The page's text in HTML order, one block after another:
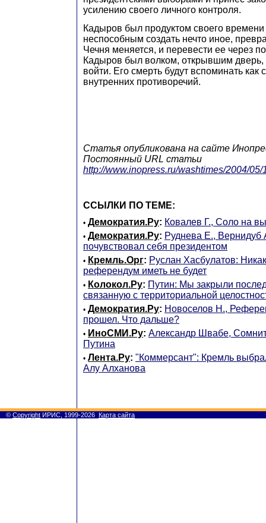
усилению своего личного контроля.
Кадыров был продуктом своего
неспособным создать нечто иное,
Чечня меняется, и перевести ее через
Кадыров был волком, открывшим
войти. Его смерть будут вспоминать как
внутренних противоречий.
Статья опубликована на сайте
Постоянный URL статьи
http://www.inopress.ru/washtimes/2004/
ССЫЛКИ ПО ТЕМЕ:
• Демократия.Ру: Ковалев Г., Соло на
• Демократия.Ру: Руднева Е., Вернидуб
почувствовал себя президентом
• Кремль.Орг: Руслан Хасбулатов:
референдум иметь не будет
• Колокол.Ру: Путин: Мы закрыли
связанную с территориальной
• Демократия.Ру: Новоселов Н.,
прошел. Что дальше?
• ИноСМИ.Ру: Александр Швабе,
Путина
• Лента.Ру: "Коммерсант": Кремль
Алу Алханова
© Copyright ИРИС, 1999-2026 Карта сайта